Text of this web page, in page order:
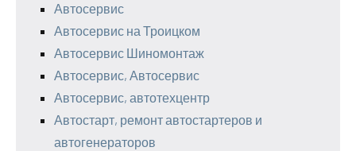
Автосервис
Автосервис на Троицком
Автосервис Шиномонтаж
Автосервис, Автосервис
Автосервис, автотехцентр
Автостарт, ремонт автостартеров и
автогенераторов